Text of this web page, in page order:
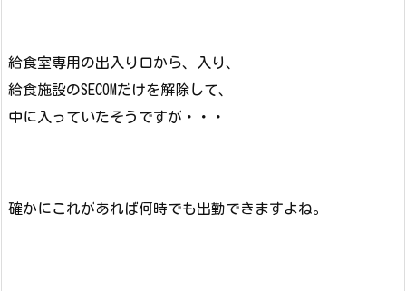
給食室専用の出入り口から、入り、
給食施設のSECOMだけを解除して、
中に入っていたそうですが・・・
確かにこれがあれば何時でも出勤できますよね。